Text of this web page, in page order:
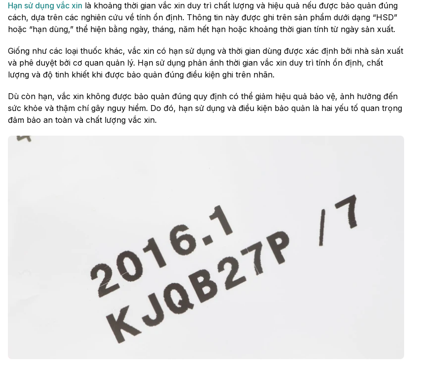
Hạn sử dụng vắc xin là khoảng thời gian vắc xin duy trì chất lượng và hiệu quả nếu được bảo quản đúng
cách, dựa trên các nghiên cứu về tính ổn định. Thông tin này được ghi trên sản phẩm dưới dạng “HSD”
hoặc “hạn dùng,” thể hiện bằng ngày, tháng, năm hết hạn hoặc khoảng thời gian tính từ ngày sản xuất.
Giống như các loại thuốc khác, vắc xin có hạn sử dụng và thời gian dùng được xác định bởi nhà sản xuất
và phê duyệt bởi cơ quan quản lý. Hạn sử dụng phản ánh thời gian vắc xin duy trì tính ổn định, chất
lượng và độ tinh khiết khi được bảo quản đúng điều kiện ghi trên nhãn.
Dù còn hạn, vắc xin không được bảo quản đúng quy định có thể giảm hiệu quả bảo vệ, ảnh hưởng đến
sức khỏe và thậm chí gây nguy hiểm. Do đó, hạn sử dụng và điều kiện bảo quản là hai yếu tố quan trọng
đảm bảo an toàn và chất lượng vắc xin.